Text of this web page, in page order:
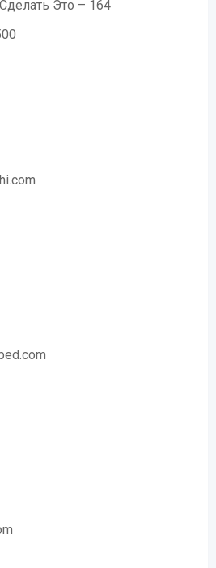
Это – 164